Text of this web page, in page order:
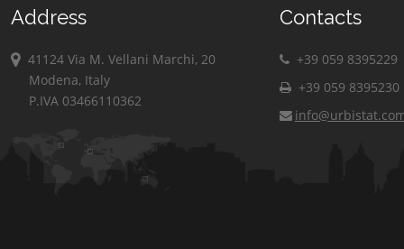
Address
41124 Via M. Vellani Marchi, 20
Modena, Italy
P.IVA 03466110362
Contacts
+39 059 8395229
+39 059 8395230